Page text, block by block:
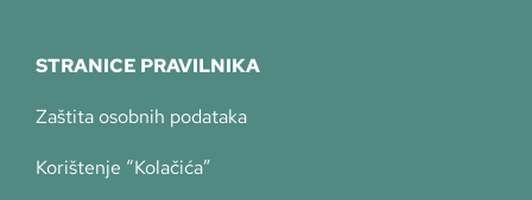
STRANICE PRAVILNIKA
Zaštita osobnih podataka
Korištenje “Kolačića”